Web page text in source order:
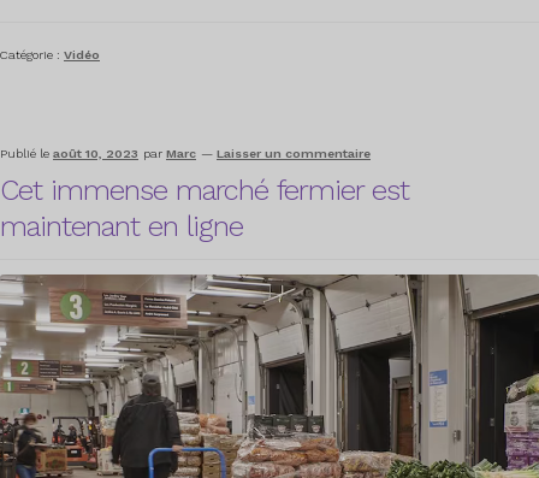
Catégorie : Vidéo
Publié le août 10, 2023 par Marc — Laisser un commentaire
Cet immense marché fermier est
maintenant en ligne